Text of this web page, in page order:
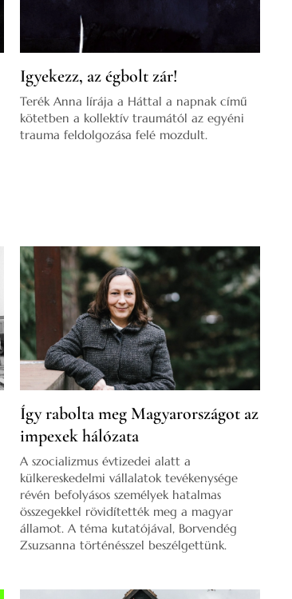
Igyekezz, az égbolt zár!
Terék Anna lírája a Háttal a napnak című
kötetben a kollektív traumától az egyéni
trauma feldolgozása felé mozdult.
Így rabolta meg Magyarországot az
impexek hálózata
A szocializmus évtizedei alatt a
külkereskedelmi vállalatok tevékenysége
révén befolyásos személyek hatalmas
összegekkel rövidítették meg a magyar
államot. A téma kutatójával, Borvendég
Zsuzsanna történésszel beszélgettünk.